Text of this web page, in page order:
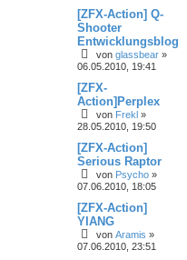
[ZFX-Action] Q-
Shooter
Entwicklungsblog
von glassbear »
06.05.2010, 19:41
[ZFX-
Action]Perplex
von Frekl »
28.05.2010, 19:50
[ZFX-Action]
Serious Raptor
von Psycho »
07.06.2010, 18:05
[ZFX-Action]
YIANG
von Aramis »
07.06.2010, 23:51